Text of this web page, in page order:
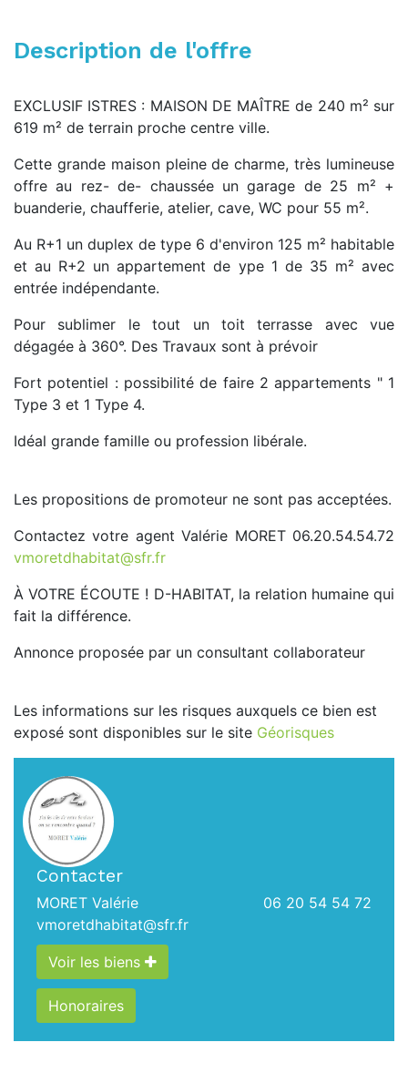
Description de l'offre
EXCLUSIF ISTRES : MAISON DE MAÎTRE de 240 m² sur
619 m² de terrain proche centre ville.
Cette grande maison pleine de charme, très lumineuse
offre au rez- de- chaussée un garage de 25 m² +
buanderie, chaufferie, atelier, cave, WC pour 55 m².
Au R+1 un duplex de type 6 d'environ 125 m² habitable
et au R+2 un appartement de ype 1 de 35 m² avec
entrée indépendante.
Pour sublimer le tout un toit terrasse avec vue
dégagée à 360°. Des Travaux sont à prévoir
Fort potentiel : possibilité de faire 2 appartements " 1
Type 3 et 1 Type 4.
Idéal grande famille ou profession libérale.
Les propositions de promoteur ne sont pas acceptées.
Contactez votre agent Valérie MORET 06.20.54.54.72
vmoretdhabitat@sfr.fr
À VOTRE ÉCOUTE ! D-HABITAT, la relation humaine qui
fait la différence.
Annonce proposée par un consultant collaborateur
Les informations sur les risques auxquels ce bien est
exposé sont disponibles sur le site Géorisques
Contacter
MORET Valérie
06 20 54 54 72
vmoretdhabitat@sfr.fr
Voir les biens
Honoraires